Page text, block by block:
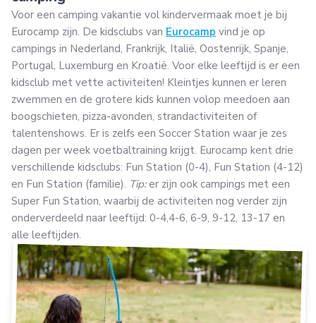
Voor een camping vakantie vol kindervermaak moet je bij
Eurocamp zijn. De kidsclubs van Eurocamp vind je op
campings in Nederland, Frankrijk, Italië, Oostenrijk, Spanje,
Portugal, Luxemburg en Kroatië. Voor elke leeftijd is er een
kidsclub met vette activiteiten! Kleintjes kunnen er leren
zwemmen en de grotere kids kunnen volop meedoen aan
boogschieten, pizza-avonden, strandactiviteiten of
talentenshows. Er is zelfs een Soccer Station waar je zes
dagen per week voetbaltraining krijgt. Eurocamp kent drie
verschillende kidsclubs: Fun Station (0-4), Fun Station (4-12)
en Fun Station (familie). Tip:er zijn ook campings met een
Super Fun Station, waarbij de activiteiten nog verder zijn
onderverdeeld naar leeftijd: 0-4,4-6, 6-9, 9-12, 13-17 en
alle leeftijden.